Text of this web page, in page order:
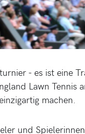
- es ist eine
Lawn Tennis
machen.
und